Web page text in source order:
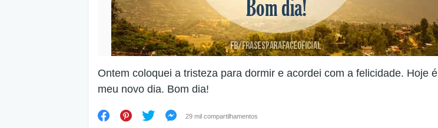
Ontem coloquei a tristeza para dormir e acordei com a felicidade. Hoje é
meu novo dia. Bom dia!
29 mil compartilhamentos